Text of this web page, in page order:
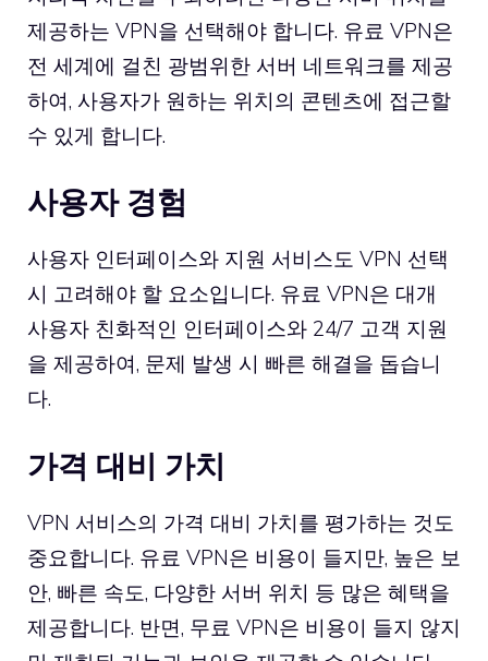
제공하는 VPN을 선택해야 합니다. 유료 VPN은
전 세계에 걸친 광범위한 서버 네트워크를 제공
하여, 사용자가 원하는 위치의 콘텐츠에 접근할
수 있게 합니다.
사용자 경험
사용자 인터페이스와 지원 서비스도 VPN 선택
시 고려해야 할 요소입니다. 유료 VPN은 대개
사용자 친화적인 인터페이스와 24/7 고객 지원
을 제공하여, 문제 발생 시 빠른 해결을 돕습니
다.
가격 대비 가치
VPN 서비스의 가격 대비 가치를 평가하는 것도
중요합니다. 유료 VPN은 비용이 들지만, 높은 보
안, 빠른 속도, 다양한 서버 위치 등 많은 혜택을
제공합니다. 반면, 무료 VPN은 비용이 들지 않지